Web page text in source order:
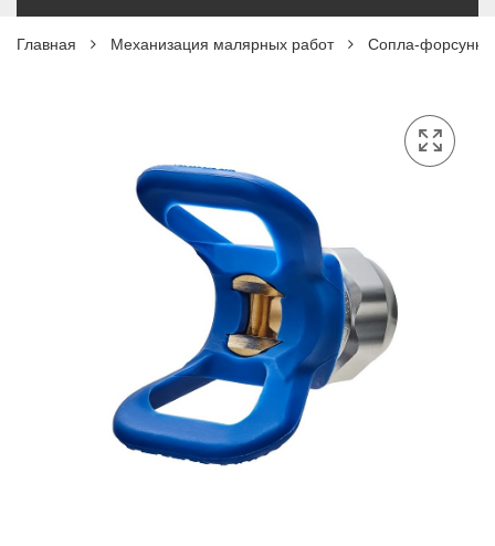
Главная Механизация малярных работ Сопла-форсунки